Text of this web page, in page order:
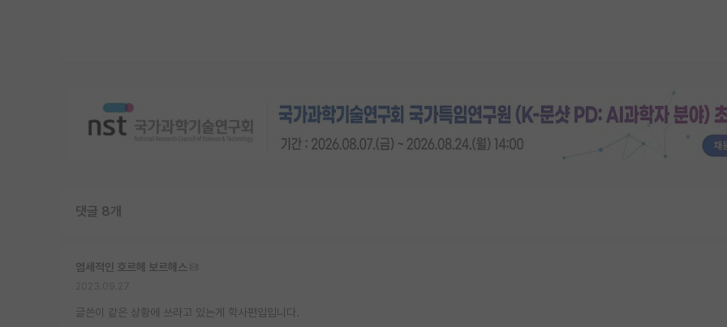
댓글 8개
염세적인 호르헤 보르헤스
글쓴이 같은 상황에 쓰라고 있는게 학사편입입니다.